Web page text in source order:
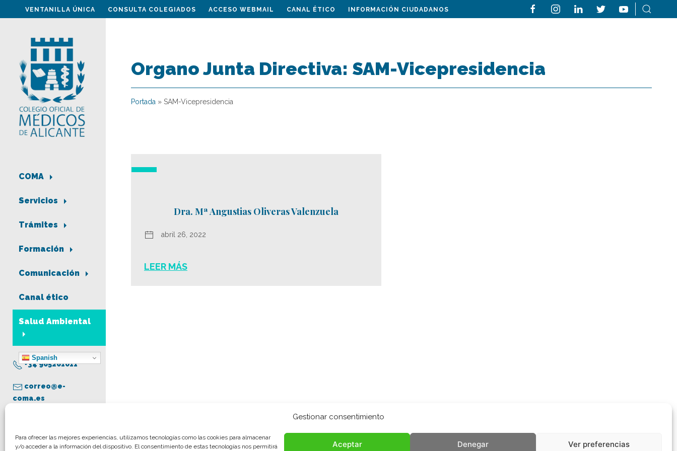
Gestionar consentimiento
Para ofrecer las mejores experiencias, utilizamos tecnologías como las cookies para almacenar
y/o acceder a la información del dispositivo. El consentimiento de estas tecnologías nos permitirá
Aceptar Denegar Ver preferencias
VENTANILLA ÚNICA CONSULTA COLEGIADOS ACCESO WEBMAIL CANAL ÉTICO INFORMACIÓN CIUDADANOS
COMA
Servicios
Trámites
Formación
Comunicación
Canal ético
Salud Ambiental
Spanish
+34 965261011
correo@e-
coma.es
Aviso legal
Organo Junta Directiva: SAM-Vicepresidencia
Portada » SAM-Vicepresidencia
Dra. Mª Angustias Oliveras Valenzuela
abril 26, 2022
LEER MÁS